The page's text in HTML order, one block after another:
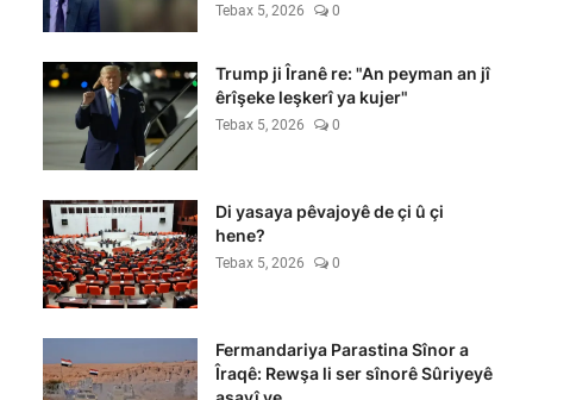
Tebax 5, 2026 0
Trump ji Îranê re: "An peyman an jî
êrîşeke leşkerî ya kujer"
Tebax 5, 2026 0
Di yasaya pêvajoyê de çi û çi
hene?
Tebax 5, 2026 0
Fermandariya Parastina Sînor a
Îraqê: Rewşa li ser sînorê Sûriyeyê